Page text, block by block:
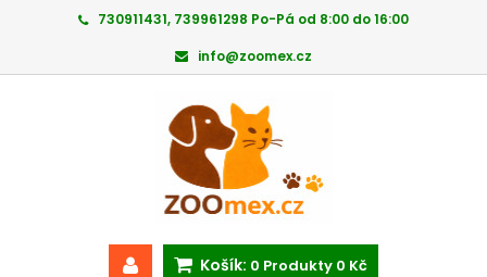
730911431, 739961298 Po-Pá od 8:00 do 16:00
info@zoomex.cz
Košík: 0 Produkty 0 Kč